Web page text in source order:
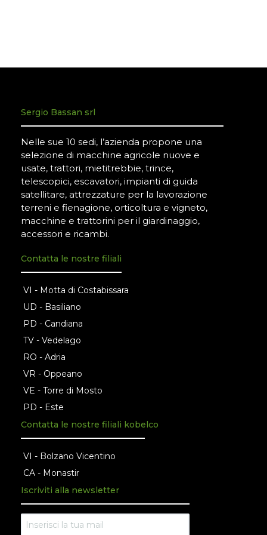
Sergio Bassan srl
Nelle sue 10 sedi, l’azienda propone una
selezione di macchine agricole nuove e
usate, trattori, mietitrebbie, trince,
telescopici, escavatori, impianti di guida
satellitare, attrezzature per la lavorazione
terreni e fienagione, orticoltura e vigneto,
macchine e trattorini per il giardinaggio,
accessori e ricambi.
Contatta le nostre filiali
VI - Motta di Costabissara
UD - Basiliano
PD - Candiana
TV - Vedelago
RO - Adria
VR - Oppeano
VE - Torre di Mosto
PD - Este
Contatta le nostre filiali kobelco
VI - Bolzano Vicentino
CA - Monastir
Iscriviti alla newsletter